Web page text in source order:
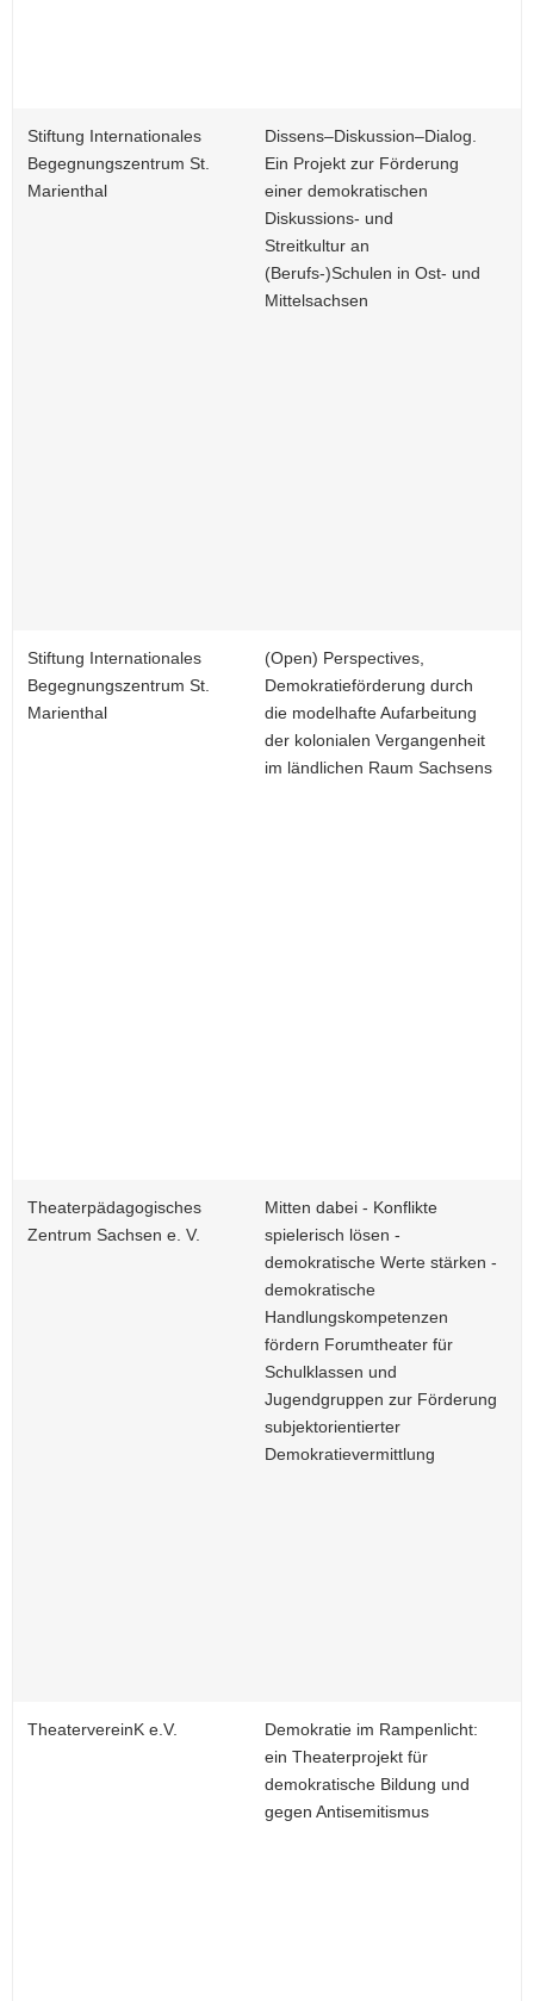
Stiftung Internationales
Begegnungszentrum St.
Marienthal
Dissens–Diskussion–Dialog.
Ein Projekt zur Förderung
einer demokratischen
Diskussions- und
Streitkultur an
(Berufs-)Schulen in Ost- und
Mittelsachsen
Stiftung Internationales
Begegnungszentrum St.
Marienthal
(Open) Perspectives,
Demokratieförderung durch
die modelhafte Aufarbeitung
der kolonialen Vergangenheit
im ländlichen Raum Sachsens
Theaterpädagogisches
Zentrum Sachsen e. V.
Mitten dabei - Konflikte
spielerisch lösen -
demokratische Werte stärken -
demokratische
Handlungskompetenzen
fördern Forumtheater für
Schulklassen und
Jugendgruppen zur Förderung
subjektorientierter
Demokratievermittlung
TheatervereinK e.V.
Demokratie im Rampenlicht:
ein Theaterprojekt für
demokratische Bildung und
gegen Antisemitismus